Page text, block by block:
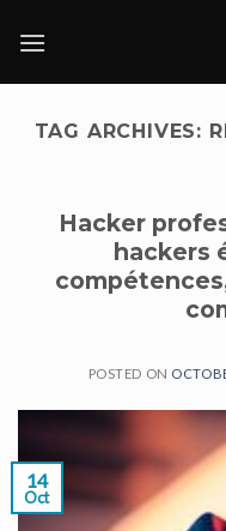
TAG ARCHIVES:
Hacker
hackers
POSTED ON
14
Oct